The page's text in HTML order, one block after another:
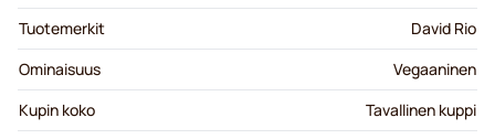
Tuotemerkit
David Rio
Ominaisuus
Vegaaninen
Kupin koko
Tavallinen kuppi